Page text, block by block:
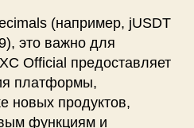
(например, jUSDT
это важно для
Official предоставляет
платформы,
новых продуктов,
функциям и